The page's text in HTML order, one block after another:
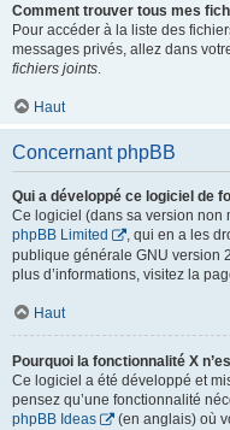
Comment trouver tous mes
Pour accéder à la liste des
messages privés, allez dans
fichiers joints.
Haut
Concernant phpBB
Qui a développé ce logiciel de
Ce logiciel (dans sa version non
phpBB Limited
, qui en a les
publique générale GNU version
plus d’informations, visitez la
Haut
Pourquoi la fonctionnalité X
Ce logiciel a été développé et
pensez qu’une fonctionnalité
phpBB Ideas
(en anglais) où